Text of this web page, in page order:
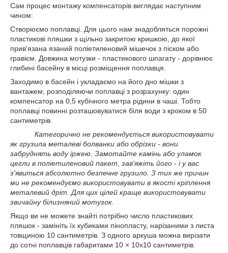
Сам процес монтажу компенсаторів виглядає наступним
чином:
Створюємо поплавці. Для цього нам знадобляться порожні
пластикові пляшки з щільно закритою кришкою, до якої
прив'язана язаний поліетиленовий мішечок з піском або
гравієм. Довжина мотузки - пластикового шпагату - дорівнює
глибині басейну в місці розміщення поплавця.
Заходимо в басейн і укладаємо на його дно мішки з
вантажем, розподіляючи поплавці з розрахунку: один
компенсатор на 0,5 кубічного метра рідини в чаші. Тобто
поплавці повинні розташовуватися біля води з кроком в 50
сантиметрів.
Категорично не рекомендується використовувати
як грузила металеві болванки або обрізки - вони
забруднять воду іржею. Замотайте камінь або уламок
цегли в поліетиленовий пакет, зав'яжіть його - і у вас
з'явиться абсолютно безпечне грузило. З тих же причин
ми не рекомендуємо використовувати в якості кріплення
металевий дріт. Для цих цілей краще використовувати
звичайну білизняний мотузок.
Якщо ви не можете знайті потрібно число пластикових
пляшок - замініть їх кубиками пінопласту, нарізаними з листа
товщиною 10 сантиметрів. З одного аркуша можна вирізати
до сотні поплавців габаритами 10 × 10х10 сантиметрів.